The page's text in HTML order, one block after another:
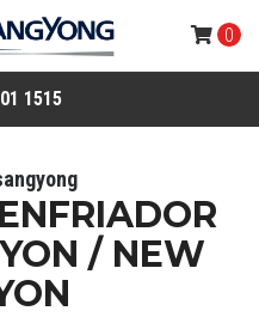
1515
0
/ NEW